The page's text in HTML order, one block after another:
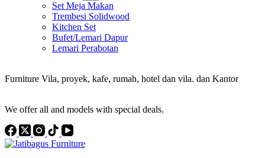
Set Meja Makan
Trembesi Solidwood
Kitchen Set
Bufet/Lemari Dapur
Lemari Perabotan
Furniture Vila, proyek, kafe, rumah, hotel dan vila. dan Kantor
We offer all and models with special deals.